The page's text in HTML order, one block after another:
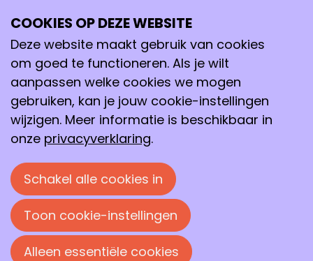
Ioana Ilie probeert grip te krijgen op ziektes als
dementie door gerelateerde eiwitten te
bestuderen met computersimulaties en AI.
9 oktober 2025 om 07:30
COOKIES OP DEZE WEBSITE
Deze website maakt gebruik van cookies
om goed te functioneren. Als je wilt
aanpassen welke cookies we mogen
gebruiken, kan je jouw cookie-instellingen
wijzigen. Meer informatie is beschikbaar in
onze privacyverklaring.
Schakel alle cookies in
Toon cookie-instellingen
Alleen essentiële cookies